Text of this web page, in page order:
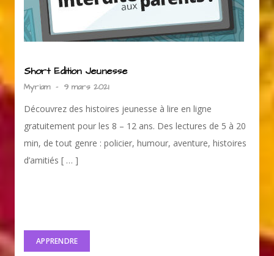
Short Edition Jeunesse
Myriam - 9 mars 2021
Découvrez des histoires jeunesse à lire en ligne
gratuitement pour les 8 – 12 ans. Des lectures de 5 à 20
min, de tout genre : policier, humour, aventure, histoires
d’amitiés [ … ]
APPRENDRE